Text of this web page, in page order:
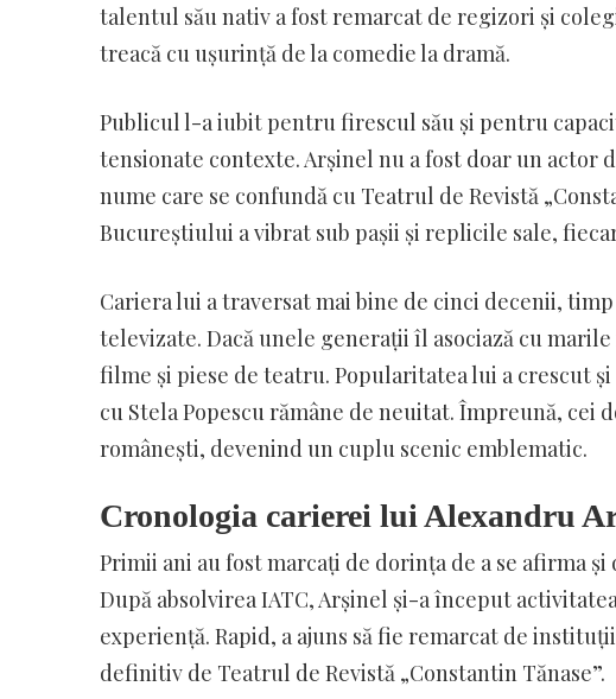
talentul său nativ a fost remarcat de regizori și
treacă cu ușurință de la comedie la dramă.
Publicul l-a iubit pentru firescul său și pentru
tensionate contexte. Arșinel nu a fost doar un
nume care se confundă cu Teatrul de Revistă
Bucureștiului a vibrat sub pașii și replicile sale,
Cariera lui a traversat mai bine de cinci decenii,
televizate. Dacă unele generații îl asociază cu
filme și piese de teatru. Popularitatea lui a crescut
cu Stela Popescu rămâne de neuitat. Împreună, cei
românești, devenind un cuplu scenic emblematic.
Cronologia carierei lui Alexandru
Primii ani au fost marcați de dorința de a se afirma
După absolvirea IATC, Arșinel și-a început
experiență. Rapid, a ajuns să fie remarcat de
definitiv de Teatrul de Revistă „Constantin Tănase”.